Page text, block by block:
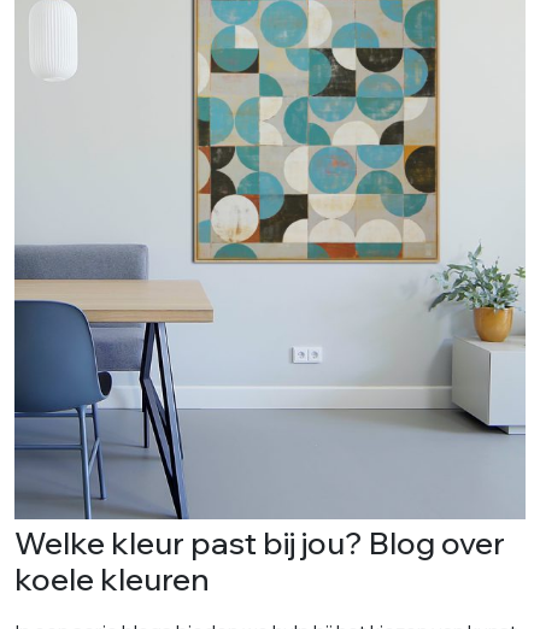
Welke kleur past bij jou? Blog over
koele kleuren